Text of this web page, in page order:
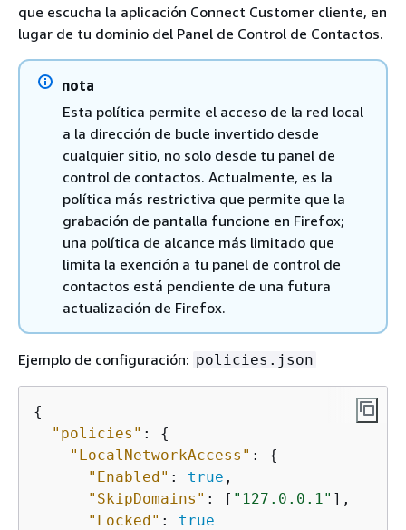
que escucha la aplicación Connect Customer cliente, en
lugar de tu dominio del Panel de Control de Contactos.
nota
Esta política permite el acceso de la red local
a la dirección de bucle invertido desde
cualquier sitio, no solo desde tu panel de
control de contactos. Actualmente, es la
política más restrictiva que permite que la
grabación de pantalla funcione en Firefox;
una política de alcance más limitado que
limita la exención a tu panel de control de
contactos está pendiente de una futura
actualización de Firefox.
Ejemplo de configuración: policies.json
{
"policies" : {
"LocalNetworkAccess" : {
"Enabled" : true ,
"SkipDomains" : [ "127.0.0.1" ],
"Locked" : true